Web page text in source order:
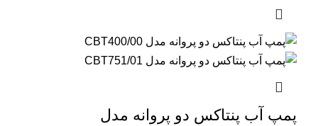
پمپ آب پنتاکس دو پروانه مدل